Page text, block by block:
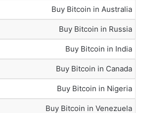
Buy Bitcoin in Australia
Buy Bitcoin in Russia
Buy Bitcoin in India
Buy Bitcoin in Canada
Buy Bitcoin in Nigeria
Buy Bitcoin in Venezuela